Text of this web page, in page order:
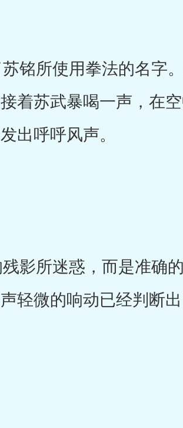
铭所使用拳法的名字
着苏武暴喝一声，在空
出呼呼风声。
影所迷惑，而是准确
轻微的响动已经判断